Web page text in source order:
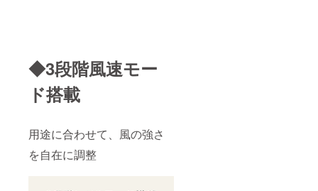
◆3段階風速モー
ド搭載
用途に合わせて、風の強さ
を自在に調整